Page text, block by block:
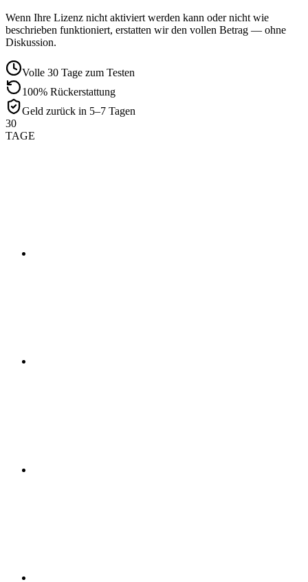
Wenn Ihre Lizenz nicht aktiviert werden kann oder nicht wie
beschrieben funktioniert, erstatten wir den vollen Betrag — ohne
Diskussion.
Volle 30 Tage zum Testen
100% Rückerstattung
Geld zurück in 5–7 Tagen
30
TAGE